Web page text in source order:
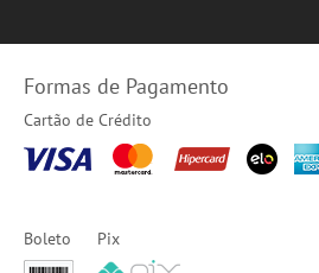
Formas de Pagamento
Cartão de Crédito
Boleto Pix